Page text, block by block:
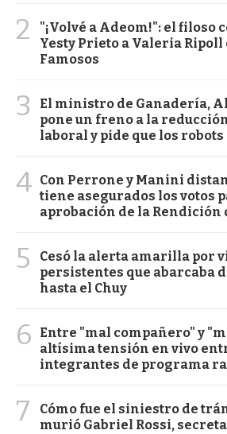
2
"¡Volvé a Adeom!": el filoso
Yesty Prieto a Valeria Ripoll
Famosos
3
El ministro de Ganadería,
pone un freno a la
laboral y pide que los robots
4 Con Perrone y Manini
tiene asegurados los votos
aprobación de la Rendición
5
Cesó la alerta amarilla por
persistentes que abarcaba
hasta el Chuy
6
Entre "mal compañero" y
altísima tensión en vivo
integrantes de programa
7
Cómo fue el siniestro de
murió Gabriel Rossi,